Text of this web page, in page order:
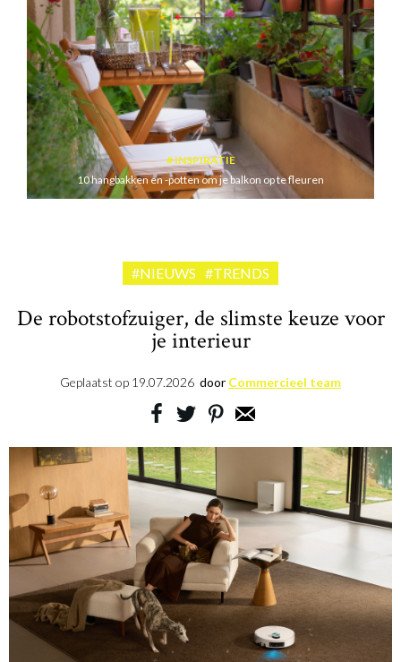
INSPIRATIE
10 hangbakken en -potten om je balkon op te fleuren
#NIEUWS #TRENDS
De robotstofzuiger, de slimste keuze voor
je interieur
Geplaatst op 19.07.2026 door Commercieel team